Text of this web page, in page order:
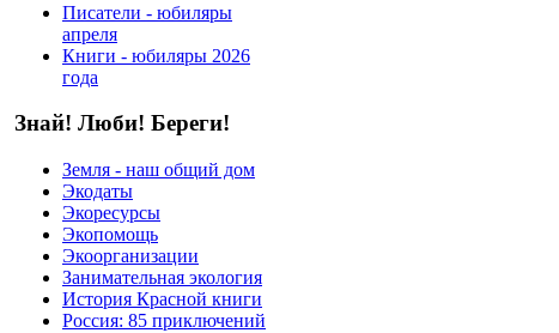
Писатели - юбиляры
апреля
Книги - юбиляры 2026
года
Знай! Люби! Береги!
Земля - наш общий дом
Экодаты
Экоресурсы
Экопомощь
Экоорганизации
Занимательная экология
История Красной книги
Россия: 85 приключений